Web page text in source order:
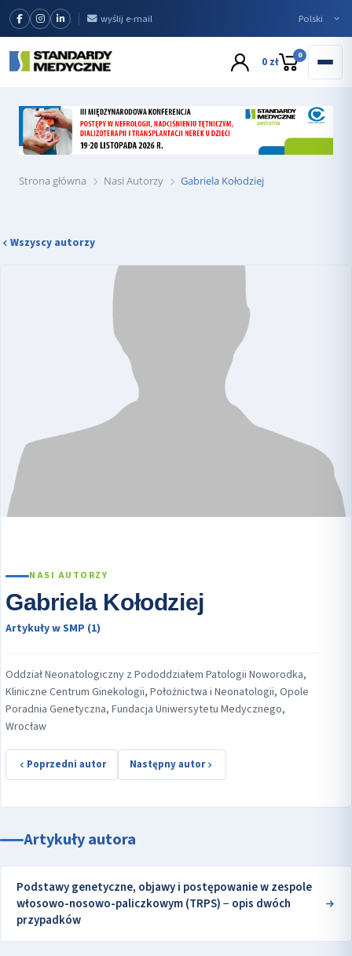
wyślij e-mail
0 zł 0
Strona główna Nasi Autorzy Gabriela Kołodziej
Wszyscy autorzy
NASI AUTORZY
Gabriela Kołodziej
Artykuły w SMP (1)
Oddział Neonatologiczny z Pododdziałem Patologii Noworodka,
Kliniczne Centrum Ginekologii, Położnictwa i Neonatologii, Opole
Poradnia Genetyczna, Fundacja Uniwersytetu Medycznego,
Wrocław
Poprzedni autor Następny autor
Artykuły autora
Podstawy genetyczne, objawy i postępowanie w zespole
włosowo-nosowo-paliczkowym (TRPS) − opis dwóch
przypadków